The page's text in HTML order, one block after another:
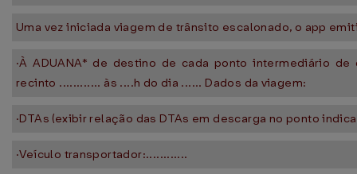
Uma vez iniciada viagem de trânsito escalonado, o app
·À ADUANA* de destino de cada ponto intermediário
recinto ............ às ....h do dia ...... Dados da viagem:
·DTAs (exibir relação das DTAs em descarga no ponto
·Veículo transportador:............